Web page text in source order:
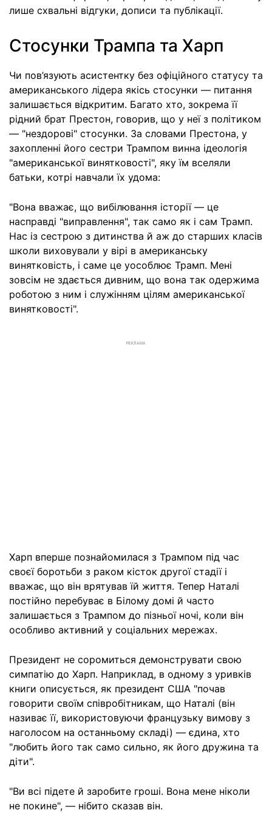
лише схвальні відгуки, дописи та публікації.
Стосунки Трампа та Харп
Чи пов’язують асистентку без офіційного статусу та
американського лідера якісь стосунки — питання
залишається відкритим. Багато хто, зокрема її
рідний брат Престон, говорив, що у неї з політиком
— "нездорові" стосунки. За словами Престона, у
захопленні його сестри Трампом винна ідеологія
"американської винятковості", яку їм вселяли
батьки, котрі навчали їх удома:
"Вона вважає, що вибілювання історії — це
насправді "виправлення", так само як і сам Трамп.
Нас із сестрою з дитинства й аж до старших класів
школи виховували у вірі в американську
винятковість, і саме це уособлює Трамп. Мені
зовсім не здається дивним, що вона так одержима
роботою з ним і служінням цілям американської
винятковості".
РЕКЛАМА
Харп вперше познайомилася з Трампом під час
своєї боротьби з раком кісток другої стадії і
вважає, що він врятував їй життя. Тепер Наталі
постійно перебуває в Білому домі й часто
залишається з Трампом до пізньої ночі, коли він
особливо активний у соціальних мережах.
Президент не соромиться демонструвати свою
симпатію до Харп. Наприклад, в одному з уривків
книги описується, як президент США "почав
говорити своїм співробітникам, що Наталі (він
називає її, використовуючи французьку вимову з
наголосом на останньому складі) — єдина, хто
"любить його так само сильно, як його дружина та
діти".
"Ви всі підете й заробите гроші. Вона мене ніколи
не покине", — нібито сказав він.